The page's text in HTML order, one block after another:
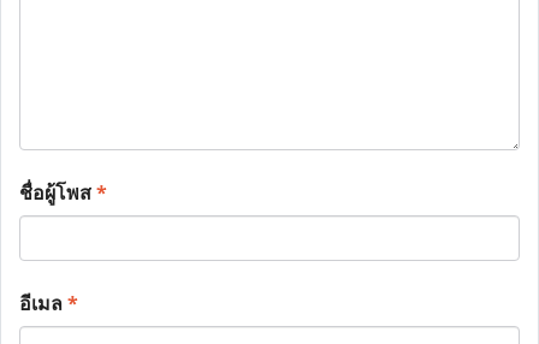
ชื่อผู้โพส*
อีเมล*